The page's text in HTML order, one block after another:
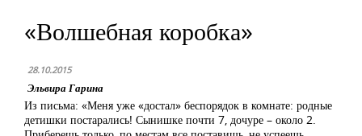
«Волшебная коробка»
28.10.2015
Эльвира Гарина
Из письма: «Меня уже «достал» беспорядок в комнате: родные
детишки постарались! Сынишке почти 7, дочуре – около 2.